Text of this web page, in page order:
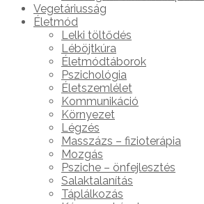
Vegetáriusság
Életmód
Lelki töltődés
Léböjtkúra
Életmódtáborok
Pszichológia
Életszemlélet
Kommunikáció
Környezet
Légzés
Masszázs – fizioterápia
Mozgás
Psziche – önfejlesztés
Salaktalanítás
Táplálkozás